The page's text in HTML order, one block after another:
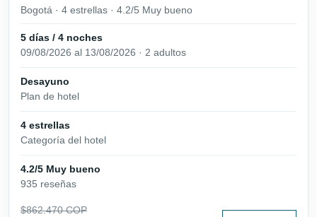
Bogotá · 4 estrellas · 4.2/5 Muy bueno
5 días / 4 noches
09/08/2026 al 13/08/2026 · 2 adultos
Desayuno
Plan de hotel
4 estrellas
Categoría del hotel
4.2/5 Muy bueno
935 reseñas
$862.470 COP